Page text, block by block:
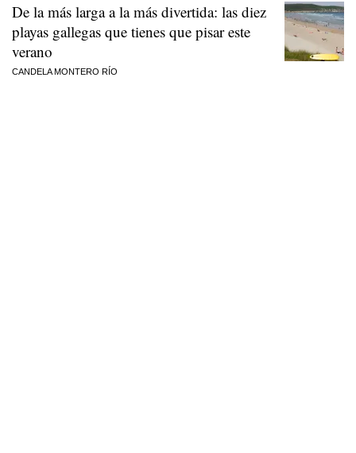
De la más larga a la más divertida: las diez
playas gallegas que tienes que pisar este
verano
CANDELA MONTERO RÍO